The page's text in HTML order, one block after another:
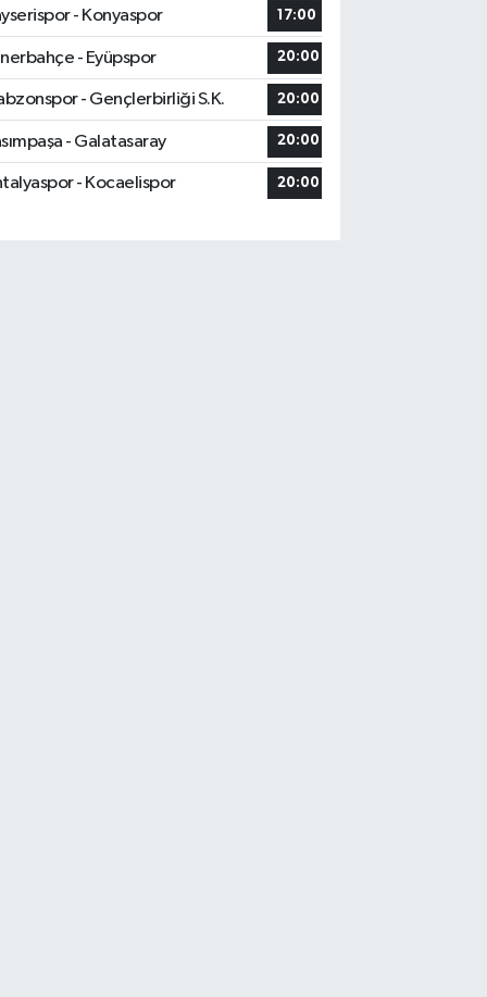
- Konyaspor
17:00
- Eyüpspor 20:00
- Gençlerbirliği S.K. 20:00
- Galatasaray 20:00
- Kocaelispor 20:00